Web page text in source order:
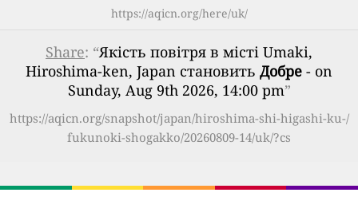
https://aqicn.org/here/uk/
Share: “Якість повітря в місті Umaki,
Hiroshima-ken, Japan становить Добре - on
Sunday, Aug 9th 2026, 14:00 pm”
https://aqicn.org/snapshot/japan/hiroshima-shi-higashi-ku-/
fukunoki-shogakko/20260809-14/uk/?cs